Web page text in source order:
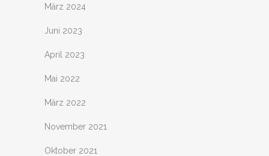
März 2024
Juni 2023
April 2023
Mai 2022
März 2022
November 2021
Oktober 2021